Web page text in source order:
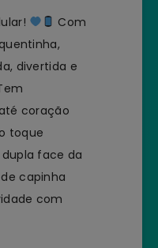
Com
divertida e
coração
toque
face da
capinha
com